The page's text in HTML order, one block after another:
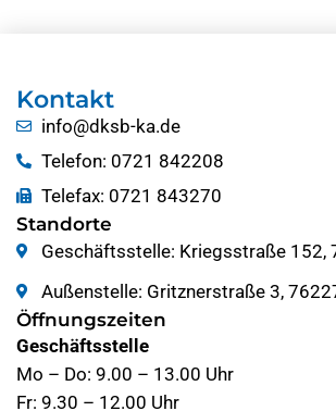
Kontakt
info@dksb-ka.de
Telefon: 0721 842208
Telefax: 0721 843270
Standorte
Geschäftsstelle: Kriegsstraße 152,
Außenstelle: Gritznerstraße 3,
Öffnungszeiten
Geschäftsstelle
Mo – Do: 9.00 – 13.00 Uhr
Fr: 9.30 – 12.00 Uhr